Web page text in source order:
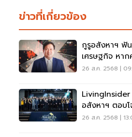
ข่าวที่เกี่ยวข้อง
กูรูอสังหาฯ ฟั
เศรษฐกิจ หา
ทำนายกฯหลุด
26 ส.ค. 2568 |
อสังหาฯ ตอบ
26 ส.ค. 2568 |